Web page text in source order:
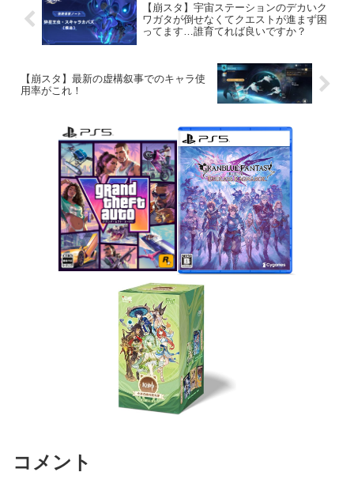
【崩スタ】宇宙ステーションのデカいク
ワガタが倒せなくてクエストが進まず困
ってます…誰育てれば良いですか？
【崩スタ】最新の虚構叙事でのキャラ使
用率がこれ！
コメント